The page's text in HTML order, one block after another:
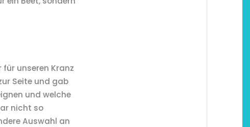
unseren Kranz
Seite und gab
und welche
nicht so
Auswahl an